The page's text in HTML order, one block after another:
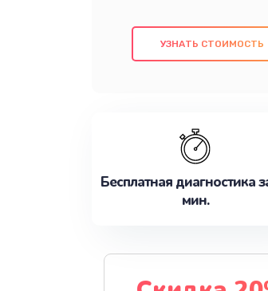
клиентам надежное и
потребности
УЗНАТЬ СТОИМОСТЬ
Бесплатная диагностика
мин.